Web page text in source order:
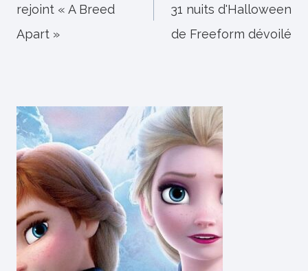
l’article
rejoint « A Breed
Apart »
31 nuits d'Halloween
de Freeform dévoilé